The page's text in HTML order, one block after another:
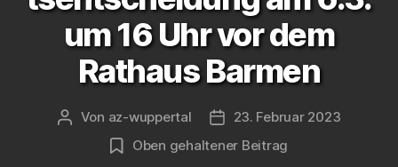
um 16 Uhr vor dem
Rathaus Barmen
Beitragsautor
Von az-wuppertal Veröffentlichungsdatum
23. Februar 2023
Oben gehaltener Beitrag